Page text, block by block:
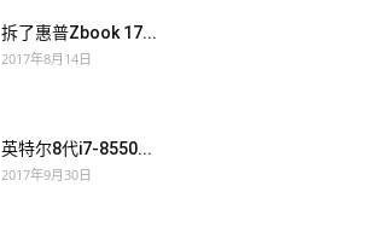
拆了惠普Zbook 17...
2017年8月14日
英特尔8代i7-8550...
2017年9月30日